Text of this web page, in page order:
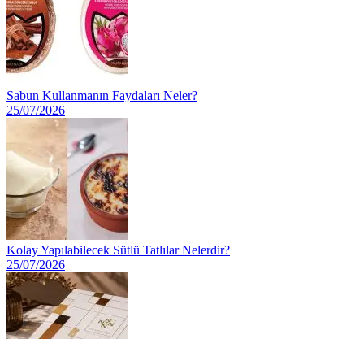
Sabun Kullanmanın Faydaları Neler?
25/07/2026
Kolay Yapılabilecek Sütlü Tatlılar Nelerdir?
25/07/2026